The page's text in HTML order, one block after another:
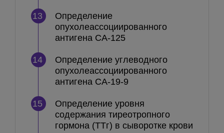
13
Определение
опухолеассоциированного
антигена СА-125
14
Определение углеводного
опухолеассоциированного
антигена СА-19-9
15
Определение уровня
содержания тиреотропного
гормона (ТТг) в сыворотке крови